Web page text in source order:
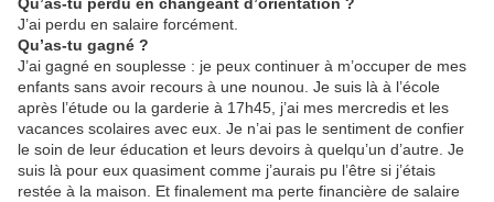
J’ai perdu en salaire forcément.
Qu’as-tu gagné ?
J’ai gagné en souplesse : je peux continuer à m’occuper de mes
enfants sans avoir recours à une nounou. Je suis là à l’école
après l’étude ou la garderie à 17h45, j’ai mes mercredis et les
vacances scolaires avec eux. Je n’ai pas le sentiment de confier
le soin de leur éducation et leurs devoirs à quelqu’un d’autre. Je
suis là pour eux quasiment comme j’aurais pu l’être si j’étais
restée à la maison. Et finalement ma perte financière de salaire